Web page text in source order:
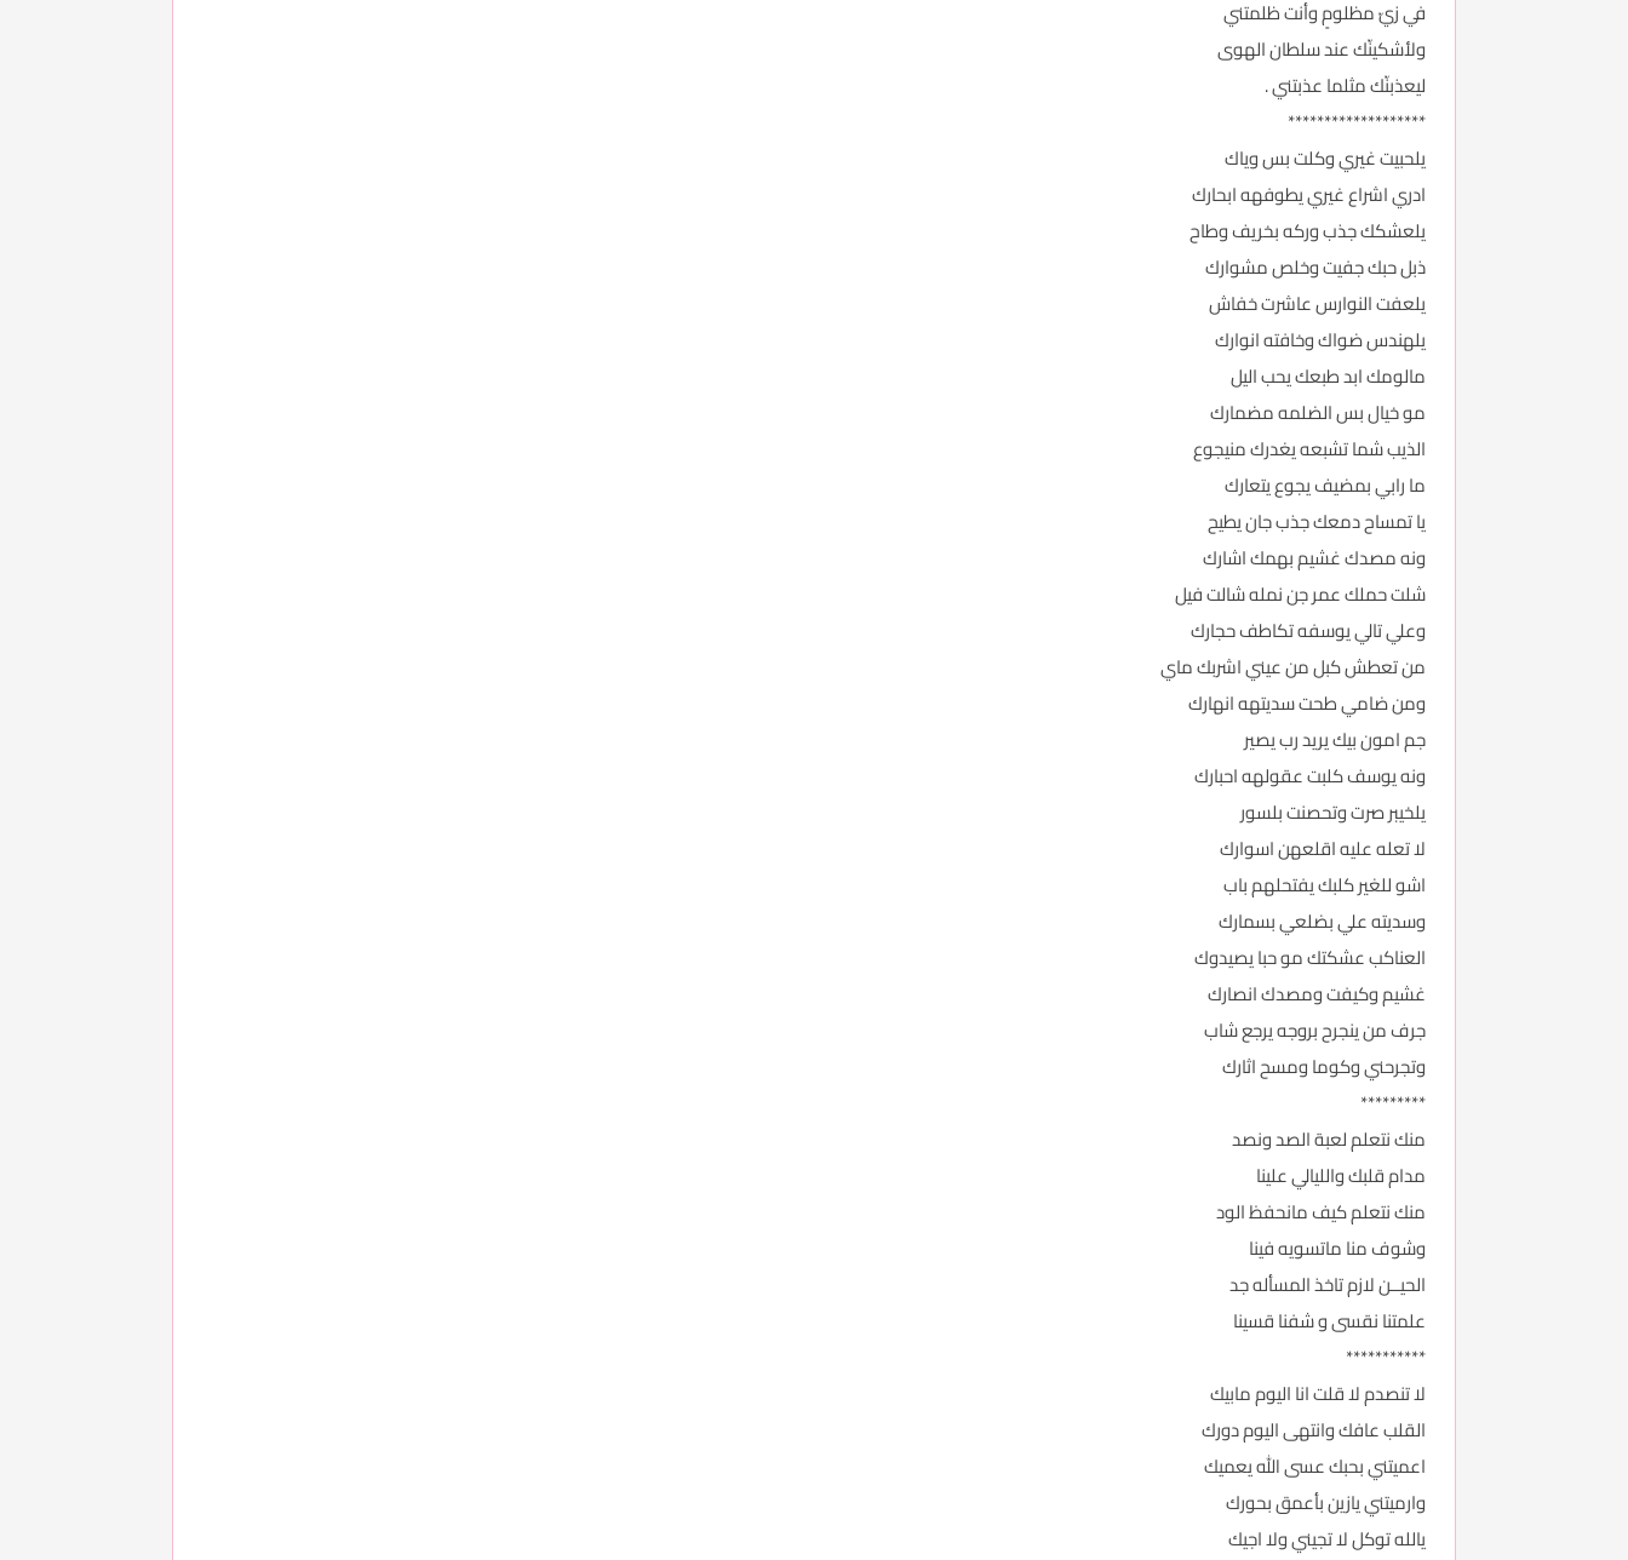
في زيّ مظلومٍ وأنت ظلمتني
ولأشكينّك عند سلطان الهوى
ليعذبنّك مثلما عذبتني .
*******************
يلحبيت غيري وكلت بس وياك
ادري اشراع غيري يطوفهه ابحارك
يلعشكك جذب وركه بخريف وطاح
ذبل حبك جفيت وخلص مشوارك
يلعفت النوارس عاشرت خفاش
يلهندس ضواك وخافته انوارك
مالومك ابد طبعك يحب اليل
مو خيال بس الضلمه مضمارك
الذيب شما تشبعه يغدرك منيجوع
ما رابي بمضيف يجوع يتعارك
يا تمساح دمعك جذب جان يطيح
ونه مصدك غشيم بهمك اشارك
شلت حملك عمر جن نمله شالت فيل
وعلي تالي يوسفه تكاطف حجارك
من تعطش كبل من عيني اشربك ماي
ومن ضامي طحت سديتهه انهارك
جم امون بيك يريد رب يصير
ونه يوسف كلبت عقولهه احبارك
يلخيبر صرت وتحصنت بلسور
لا تعله عليه اقلعهن اسوارك
اشو للغير كلبك يفتحلهم باب
وسديته علي بضلعي بسمارك
العناكب عشكتك مو حبا يصيدوك
غشيم وكيفت ومصدك انصارك
جرف من ينجرح بروجه يرجع شاب
وتجرحني وكوما ومسح اثارك
*********
منك نتعلم لعبة الصد ونصد
مدام قلبك والليالي علينا
منك نتعلم كيف مانحفظ الود
وشوف منا ماتسويه فينا
الحيــن لازم تاخذ المسأله جد
علمتنا نقسى و شفنا قسينا
***********
لا تنصدم لا قلت انا اليوم مابيك
القلب عافك وانتهى اليوم دورك
اعميتني بحبك عسى الله يعميك
وارميتني يازين بأعمق بحورك
يالله توكل لا تجيني ولا اجيك